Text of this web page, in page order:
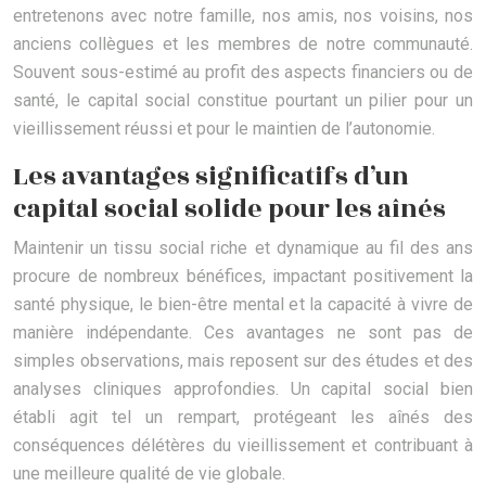
entretenons avec notre famille, nos amis, nos voisins, nos
anciens collègues et les membres de notre communauté.
Souvent sous-estimé au profit des aspects financiers ou de
santé, le capital social constitue pourtant un pilier pour un
vieillissement réussi et pour le maintien de l’autonomie.
Les avantages significatifs d’un
capital social solide pour les aînés
Maintenir un tissu social riche et dynamique au fil des ans
procure de nombreux bénéfices, impactant positivement la
santé physique, le bien-être mental et la capacité à vivre de
manière indépendante. Ces avantages ne sont pas de
simples observations, mais reposent sur des études et des
analyses cliniques approfondies. Un capital social bien
établi agit tel un rempart, protégeant les aînés des
conséquences délétères du vieillissement et contribuant à
une meilleure qualité de vie globale.